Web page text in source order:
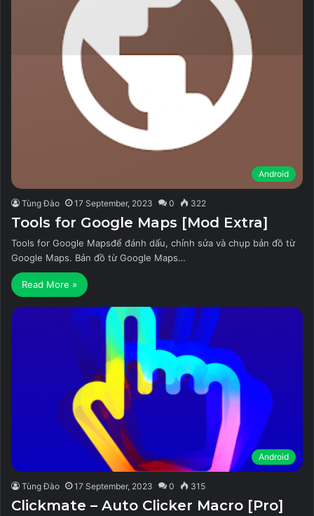
Android
Tùng Đào 17 September, 2023 0 322
Tools for Google Maps [Mod Extra]
Tools for Google Mapsđể đánh dấu, chỉnh sửa và chụp bản đồ từ
Google Maps. Bản đồ từ Google Maps…
Read More »
Android
Tùng Đào 17 September, 2023 0 315
Clickmate – Auto Clicker Macro [Pro]